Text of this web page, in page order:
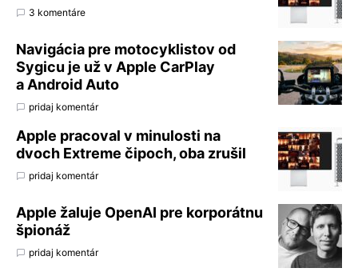
3 komentáre
Navigácia pre motocyklistov od
Sygicu je už v Apple CarPlay
a Android Auto
pridaj komentár
Apple pracoval v minulosti na
dvoch Extreme čipoch, oba zrušil
pridaj komentár
Apple žaluje OpenAI pre korporátnu
špionáž
pridaj komentár